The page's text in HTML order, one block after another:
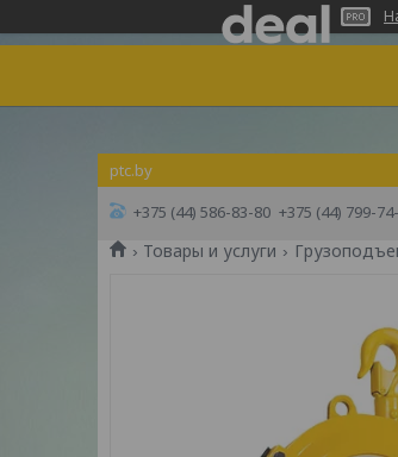
ptc.by
+375 (44) 586-83-80 +375 (44) 799-
Товары и услуги